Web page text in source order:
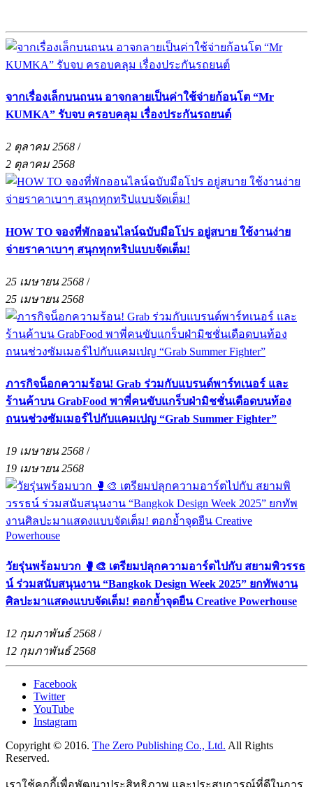
จากเรื่องเล็กบนถนน อาจกลายเป็นค่าใช้จ่ายก้อนโต “Mr
KUMKA” รับจบ ครอบคลุม เรื่องประกันรถยนต์
2 ตุลาคม 2568 /
2 ตุลาคม 2568
HOW TO จองที่พักออนไลน์ฉบับมือโปร อยู่สบาย ใช้งานง่าย
จ่ายราคาเบาๆ สนุกทุกทริปแบบจัดเต็ม!
25 เมษายน 2568 /
25 เมษายน 2568
ภารกิจน็อกความร้อน! Grab ร่วมกับแบรนด์พาร์ทเนอร์ และ
ร้านค้าบน GrabFood พาพี่คนขับแกร็บฝ่ามิชชั่นเดือดบนท้อง
ถนนช่วงซัมเมอร์ไปกับแคมเปญ “Grab Summer Fighter”
19 เมษายน 2568 /
19 เมษายน 2568
วัยรุ่นพร้อมบวก 🥊🎨 เตรียมปลุกความอาร์ตไปกับ สยามพิวรรธ
น์ ร่วมสนับสนุนงาน “Bangkok Design Week 2025” ยกทัพงาน
ศิลปะมาแสดงแบบจัดเต็ม! ตอกย้ำจุดยืน Creative Powerhouse
12 กุมภาพันธ์ 2568 /
12 กุมภาพันธ์ 2568
Facebook
Twitter
YouTube
Instagram
Copyright © 2016. The Zero Publishing Co., Ltd. All Rights
Reserved.
เราใช้คุกกี้เพื่อพัฒนาประสิทธิภาพ และประสบการณ์ที่ดีในการ